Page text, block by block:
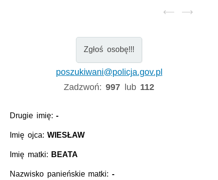
Zgłoś osobę!!!
poszukiwani@policja.gov.pl
Zadzwoń:997 lub 112
Drugie imię:-
Imię ojca:WIESŁAW
Imię matki: BEATA
Nazwisko panieńskie matki: -